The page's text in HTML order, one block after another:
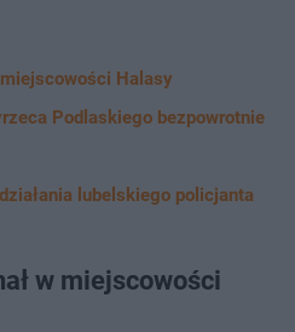
Halasy
Podlaskiego bezpowrotnie
lubelskiego policjanta
w miejscowości